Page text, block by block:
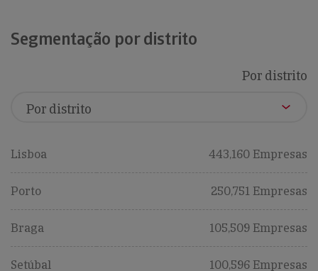
Segmentação por distrito
Por distrito
Lisboa 443,160 Empresas
Porto 250,751 Empresas
Braga 105,509 Empresas
Setúbal 100,596 Empresas